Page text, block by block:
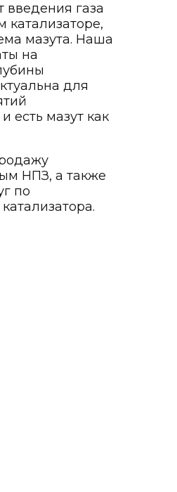
введения газа
катализаторе,
мазута. Наша
на
для
есть мазут как
НПЗ, а также
по